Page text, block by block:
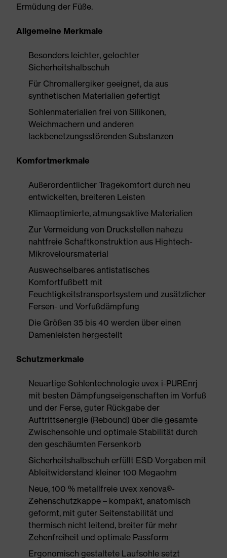
Ermüdung der Füße.
Allgemeine Merkmale
Besonders leichter, gelochter
Sicherheitshalbschuh
Für Chromallergiker geeignet, da aus
synthetischen Materialien gefertigt
Sohlenmaterialien frei von Silikonen,
Weichmachern und anderen
lackbenetzungsstörenden Substanzen
Komfortmerkmale
Außerordentlicher Tragekomfort durch neu
entwickelten, breiteren Leisten
Klimaoptimierte, atmungsaktive Materialien
Zur Vermeidung von Druckstellen nahezu
nahtfreie Schaftkonstruktion aus Hightech-
Mikroveloursmaterial
Auswechselbares antistatisches
Komfortfußbett mit
Feuchtigkeitstransportsystem und zusätzlicher
Fersen- und Vorfußdämpfung
Die Größen 35 bis 40 werden über einen
Damenleisten hergestellt
Schutzmerkmale
Neuartige Sohlentechnologie uvex i-PUREnrj
mit besten Dämpfungseigenschaften im Vorfuß
und der Ferse, guter Rückgabe der
Auftrittsenergie (Rebound) über die gesamte
Zwischensohle und optimale Stabilität durch
den geschäumten Fersenkorb
Sicherheitshalbschuh erfüllt ESD-Vorgaben mit
Ableitwiderstand kleiner 100 Megaohm
Neue, 100 % metallfreie uvex xenova®-
Zehenschutzkappe – kompakt, anatomisch
geformt, mit guter Seitenstabilität und
thermisch nicht leitend, breiter für mehr
Zehenfreiheit und optimale Passform
Ergonomisch gestaltete Laufsohle setzt